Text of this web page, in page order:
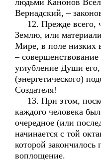
людьми Канонов
Вернадский, –
12. Прежде всего,
Землю, или
Мире, в поле низких
–
углубление Души
(энергетического)
Создателя!
13. При этом,
каждого человека
очередное (или
начинается с той
которой
воплощение.